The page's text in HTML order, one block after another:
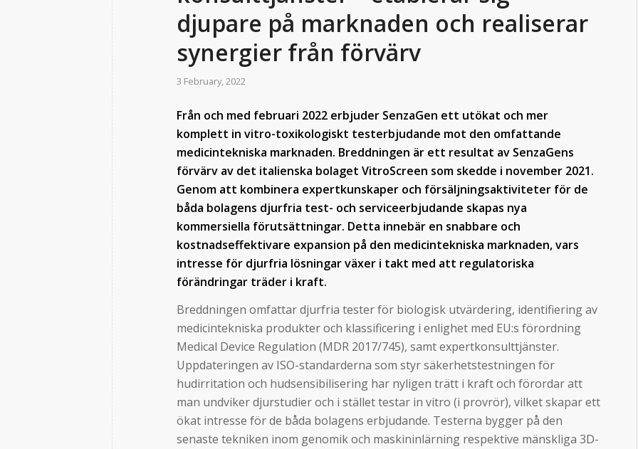
djupare på marknaden och realiserar
synergier från förvärv
3 February, 2022
Från och med februari 2022 erbjuder SenzaGen ett utökat och mer
komplett in vitro-toxikologiskt testerbjudande mot den omfattande
medicintekniska marknaden. Breddningen är ett resultat av SenzaGens
förvärv av det italienska bolaget VitroScreen som skedde i november 2021.
Genom att kombinera expertkunskaper och försäljningsaktiviteter för de
båda bolagens djurfria test- och serviceerbjudande skapas nya
kommersiella förutsättningar. Detta innebär en snabbare och
kostnadseffektivare expansion på den medicintekniska marknaden, vars
intresse för djurfria lösningar växer i takt med att regulatoriska
förändringar träder i kraft.
Breddningen omfattar djurfria tester för biologisk utvärdering, identifiering av
medicintekniska produkter och klassificering i enlighet med EU:s förordning
Medical Device Regulation (MDR 2017/745), samt expertkonsulttjänster.
Uppdateringen av ISO-standarderna som styr säkerhetstestningen för
hudirritation och hudsensibilisering har nyligen trätt i kraft och förordar att
man undviker djurstudier och i stället testar in vitro (i provrör), vilket skapar ett
ökat intresse för de båda bolagens erbjudande. Testerna bygger på den
senaste tekniken inom genomik och maskininlärning respektive mänskliga 3D-